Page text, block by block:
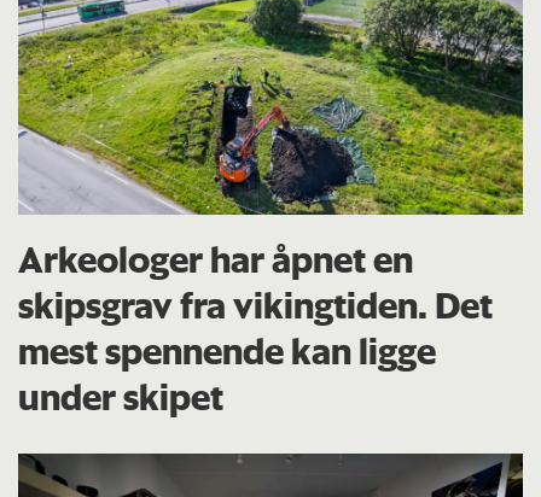
Arkeologer har åpnet en
skipsgrav fra vikingtiden. Det
mest spennende kan ligge
under skipet